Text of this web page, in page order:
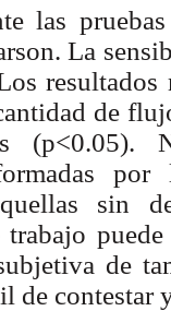
las
La
de
(p<0.05).
sin
trabajo
de
de contestar